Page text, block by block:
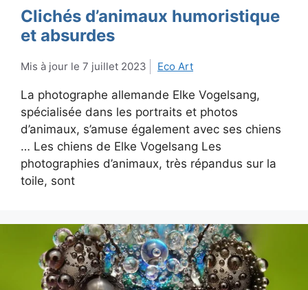
Clichés d’animaux humoristique
et absurdes
7 juillet 2023 Eco Art
La photographe allemande Elke Vogelsang,
spécialisée dans les portraits et photos
d’animaux, s’amuse également avec ses chiens
… Les chiens de Elke Vogelsang Les
photographies d’animaux, très répandus sur la
toile, sont